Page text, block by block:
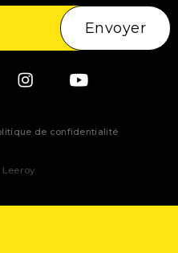
Envoyer
de confidentialité